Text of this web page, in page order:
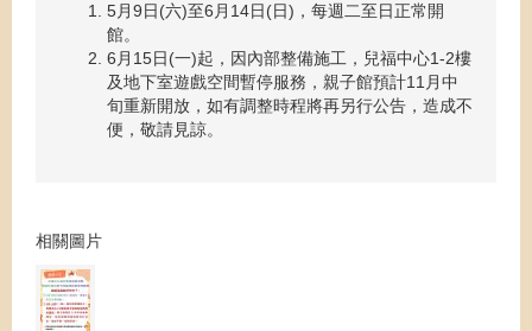
5月9日(六)至6月14日(日)，每週二至日正常開
館。
6月15日(一)起，因內部整備施工，兒福中心1-2樓
及地下室遊戲空間暫停服務，親子館預計11月中
旬重新開放，如有調整時程將再另行公告，造成不
便，敬請見諒。
相關圖片